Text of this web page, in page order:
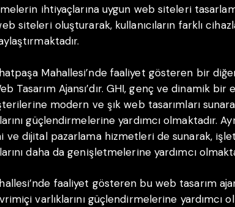
ihtiyaçlarına uygun web siteleri
siteleri oluşturarak, kullanıcıların farklı
Mahallesi’nde faaliyet gösteren bir
Tasarım Ajansı’dır. GHI, genç ve dinamik
modern ve şık web tasarımları
güçlendirmelerine yardımcı olmaktadır.
ve dijital pazarlama hizmetleri de sunarak,
daha da genişletmelerine yardımcı
faaliyet gösteren bu web tasarım
varlıklarını güçlendirmelerine yardımcı